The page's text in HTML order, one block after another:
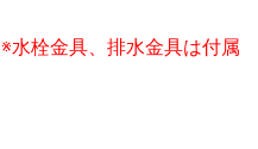
※水栓金具、排水金具は付属